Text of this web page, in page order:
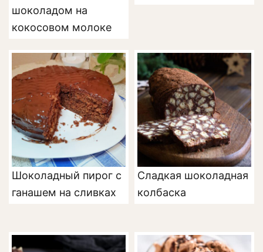
шоколадом на
кокосовом молоке
Шоколадный пирог с
ганашем на сливках
Сладкая шоколадная
колбаска